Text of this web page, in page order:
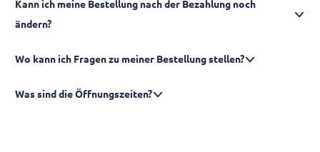
Kann ich meine Bestellung nach der Bezahlung noch
ändern?
Wo kann ich Fragen zu meiner Bestellung stellen?
Was sind die Öffnungszeiten?